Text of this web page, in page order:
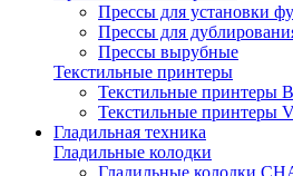
Прессы для установки
Прессы для
Прессы вырубные
Текстильные принтеры
Текстильные принтеры
Текстильные принтеры
Гладильная техника
Гладильные колодки
Гладильные колодки